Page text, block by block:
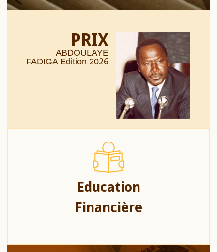
PRIX
ABDOULAYE
FADIGA Edition 2026
Education
Financière